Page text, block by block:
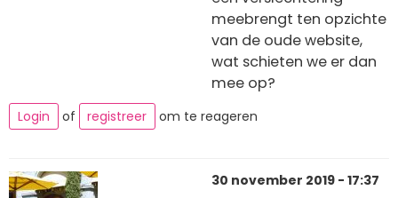
meebrengt ten opzichte
van de oude website,
wat schieten we er dan
mee op?
Login of registreer om te reageren
30 november 2019 - 17:37